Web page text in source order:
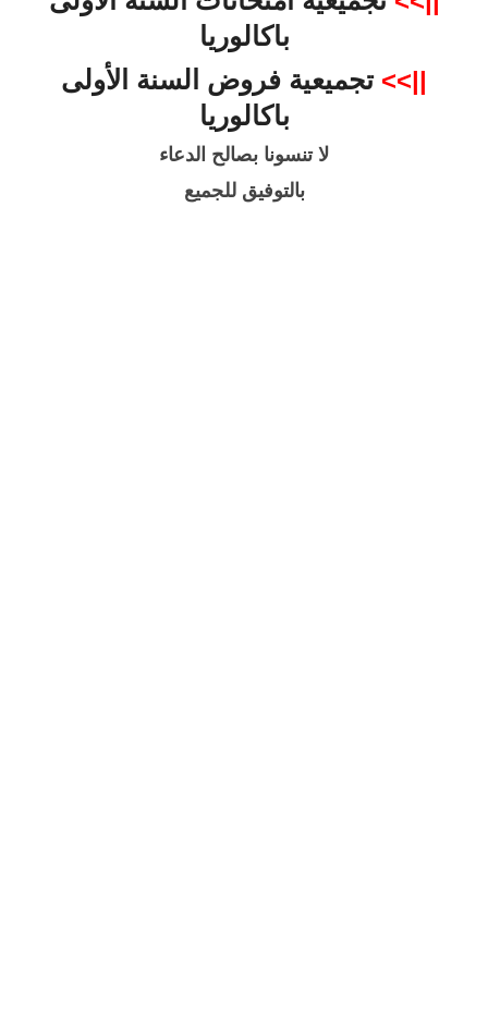
باكالوريا
||>>تجميعية فروض السنة الأولى
باكالوريا
لا تنسونا بصالح الدعاء
بالتوفيق للجميع